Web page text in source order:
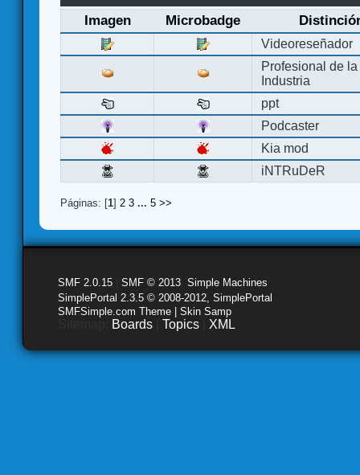
Imagen Microbadge
Videoreseñador
Profesional de la
Industria
ppt
Podcaster
Kia mod
iNTRuDeR
Páginas: [1] 2 3 ... 5 >>
SMF 2.0.15 SMF © 2013 Simple Machines
SimplePortal 2.3.5 © 2008-2012, SimplePortal
SMFSimple.com Theme | Skin Samp
Boards Topics XML